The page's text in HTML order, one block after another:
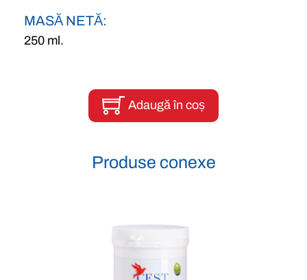
MASĂ NETĂ:
250 ml.
Adaugă în coș
Produse conexe